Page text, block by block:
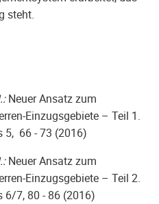
steht.
Neuer Ansatz zum
Einzugsgebiete – Teil 1.
5, 66 - 73 (2016)
Neuer Ansatz zum
Einzugsgebiete – Teil 2.
6/7, 80 - 86 (2016)